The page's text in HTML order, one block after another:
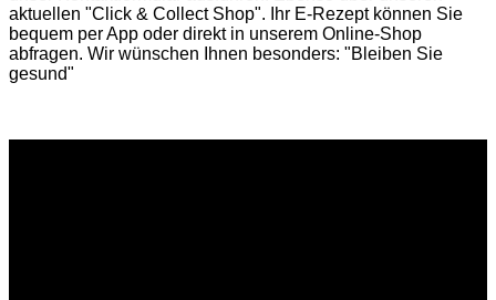
aktuellen "Click & Collect Shop". Ihr E-Rezept können Sie
bequem per App oder direkt in unserem Online-Shop
abfragen. Wir wünschen Ihnen besonders: "Bleiben Sie
gesund"